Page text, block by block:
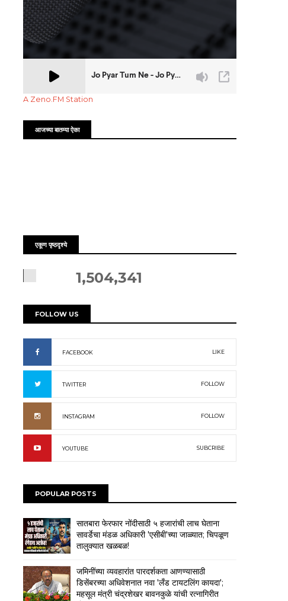
A Zeno.FM Station
आजच्या बातम्या ऐका
एकूण पृष्ठदृश्ये
1,504,341
FOLLOW US
FACEBOOK LIKE
TWITTER FOLLOW
INSTAGRAM FOLLOW
YOUTUBE SUBCRIBE
POPULAR POSTS
सातबारा फेरफार नोंदीसाठी ५ हजारांची लाच घेताना
सावर्डेचा मंडळ अधिकारी 'एसीबी'च्या जाळ्यात; चिपळूण
तालुक्यात खळबळ!
जमिनींच्या व्यवहारांत पारदर्शकता आणण्यासाठी
डिसेंबरच्या अधिवेशनात नवा 'लँड टायटलिंग कायदा';
महसूल मंत्री चंद्रशेखर बावनकुळे यांची रत्नागिरीत